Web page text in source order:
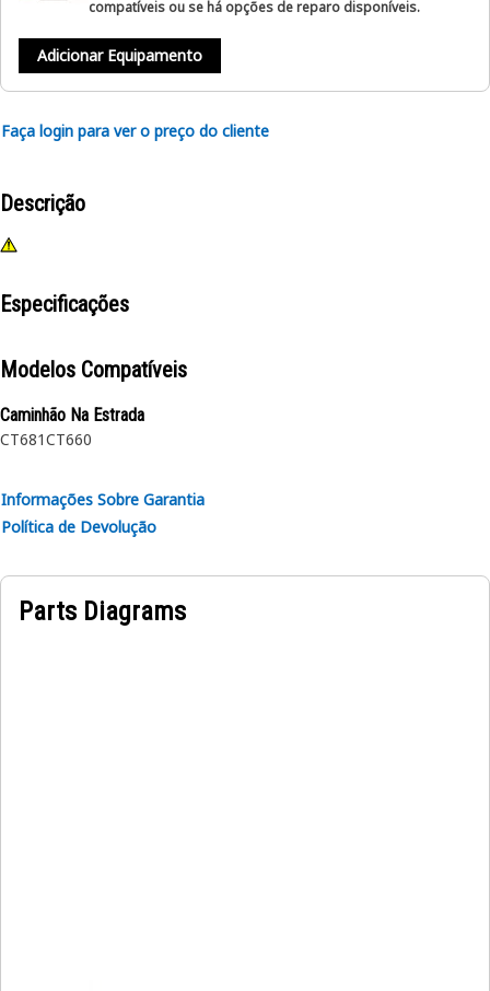
compatíveis ou se há opções de reparo disponíveis.
Adicionar Equipamento
Faça login para ver o preço do cliente
Descrição
Especificações
Modelos Compatíveis
Caminhão Na Estrada
CT681CT660
Informações Sobre Garantia
Política de Devolução
Parts Diagrams